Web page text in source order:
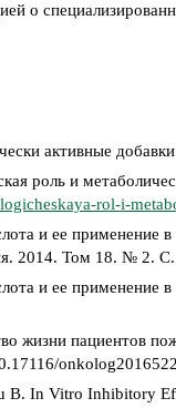
о
активные
роль и
rol-i-
и ее применение в
2014. Том 18. № 2.
и ее применение
жизни пациентов
B. In Vitro Inhibitory